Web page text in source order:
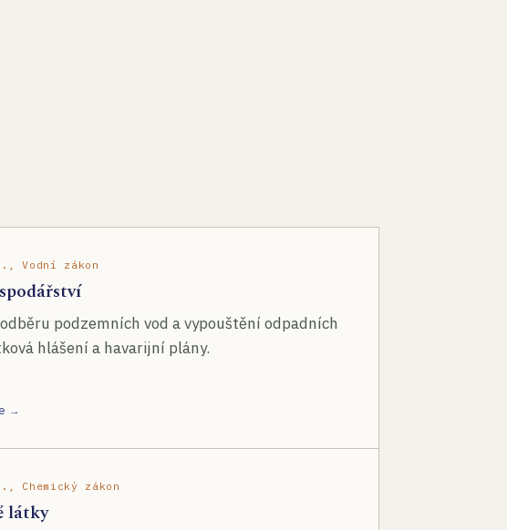
Vodní zákon
podzemních vod a vypouštění odpadních
hlášení a havarijní plány.
→
Chemický zákon
látky